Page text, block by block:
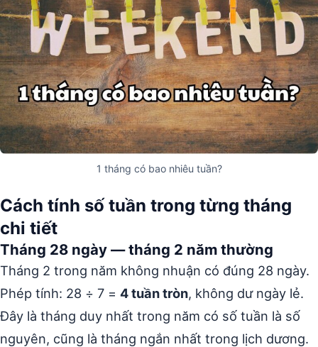
1 tháng có bao nhiêu tuần?
Cách tính số tuần trong từng tháng
chi tiết
Tháng 28 ngày — tháng 2 năm thường
Tháng 2 trong năm không nhuận có đúng 28 ngày.
Phép tính: 28 ÷ 7 = 4 tuần tròn, không dư ngày lẻ.
Đây là tháng duy nhất trong năm có số tuần là số
nguyên, cũng là tháng ngắn nhất trong lịch dương.